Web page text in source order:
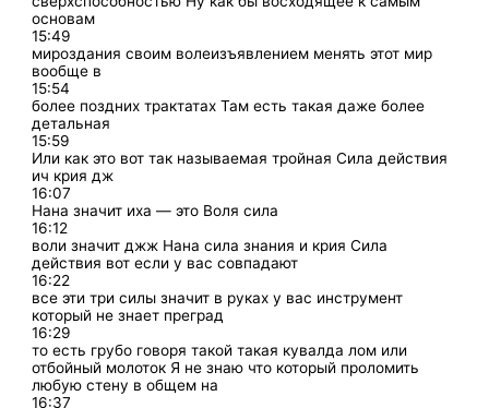
основам
15:49
мироздания своим волеизъявлением менять этот мир
вообще в
15:54
более поздних трактатах Там есть такая даже более
детальная
15:59
Или как это вот так называемая тройная Сила действия
ич крия дж
16:07
Нана значит иха — это Воля сила
16:12
воли значит джж Нана сила знания и крия Сила
действия вот если у вас совпадают
16:22
все эти три силы значит в руках у вас инструмент
который не знает преград
16:29
то есть грубо говоря такой такая кувалда лом или
отбойный молоток Я не знаю что который проломить
любую стену в общем на
16:37